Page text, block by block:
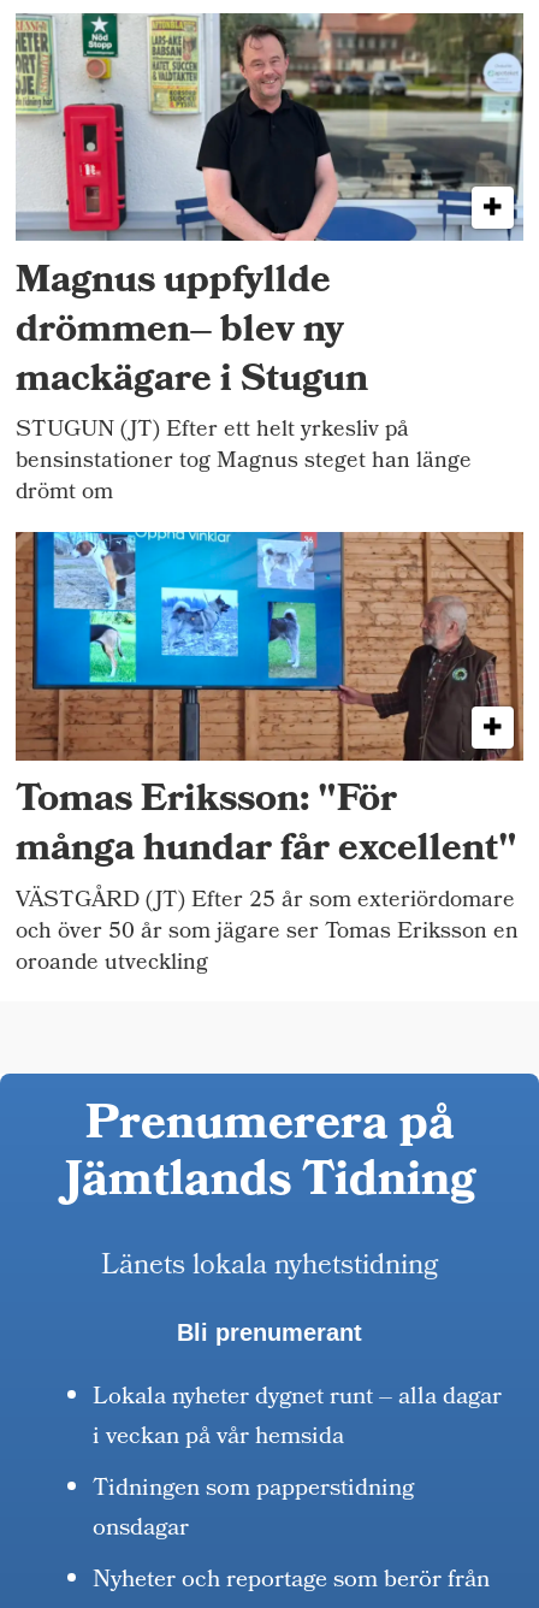
Magnus uppfyllde
drömmen– blev ny
mackägare i Stugun
STUGUN (JT) Efter ett helt yrkesliv på
bensinstationer tog Magnus steget han länge
drömt om
Tomas Eriksson: "För
många hundar får excellent"
VÄSTGÅRD (JT) Efter 25 år som exteriördomare
och över 50 år som jägare ser Tomas Eriksson en
oroande utveckling
Prenumerera på
Jämtlands Tidning
Länets lokala nyhetstidning
Bli prenumerant
Lokala nyheter dygnet runt – alla dagar
i veckan på vår hemsida
Tidningen som papperstidning
onsdagar
Nyheter och reportage som berör från